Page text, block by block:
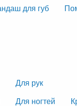
для губ
Для рук
Для ногтей